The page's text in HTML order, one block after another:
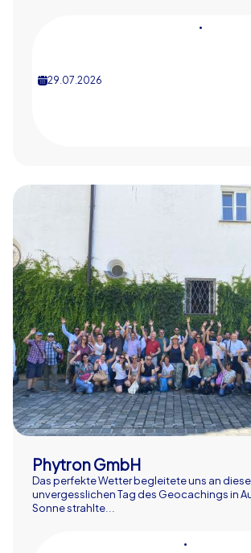
29.07.2026
•
Phytron GmbH
Das perfekte Wetter begleitete uns an
unvergesslichen Tag des Geocachings in
Sonne strahlte...
•